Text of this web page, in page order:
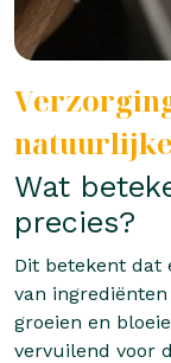
Wat
precies?
Dit betekent dat
van
groeien en
vervuilend voor